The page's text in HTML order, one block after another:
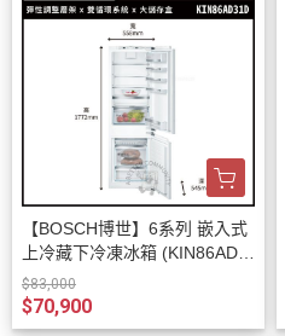
【BOSCH博世】6系列 嵌入式
上冷藏下冷凍冰箱 (KIN86AD3
1D)
$83,000
$70,900